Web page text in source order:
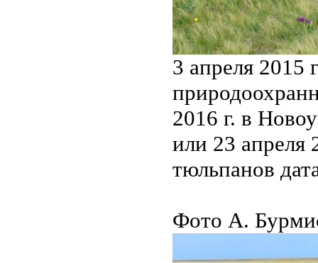
3 апреля 2015
2016 г. в
или 23 апреля
тюльпанов
Фото А.